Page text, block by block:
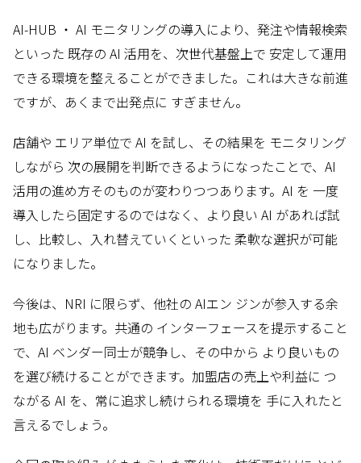
AI-HUB ・ AI モニタリングの導入により、発注や情報検索
といった 既存の AI 活用を、次世代基盤上で 安定して運用
できる環境を整えることができました。これは大きな前進
ですが、あくまで出発点に すぎません。
店舗や エリア単位で AI を試し、その結果を モニタリング
しながら 次の展開を判断できるようになったことで、AI
活用の進め方そのものが変わりつつあります。AI を 一度
導入したら固定するのではなく、より良い AI があれば試
し、比較し、入れ替えていくといった 柔軟な選択が可能
になりました。
今後は、NRI に限らず、他社の AIエン ジンが参入する余
地も広がります。共通の インターフェースを提示すること
で、AI ベンダー同士が競争し、その中から より良いもの
を選び続けることができます。加盟店の売上や利益に つ
ながる AI を、常に追求し続けられる環境を 手に入れたと
言えるでしょう。